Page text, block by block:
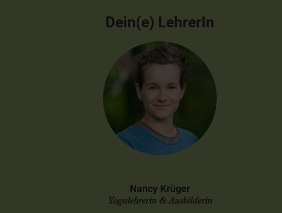
Dein(e) LehrerIn
Nancy Krüger
Yogalehrerin & Ausbilderin